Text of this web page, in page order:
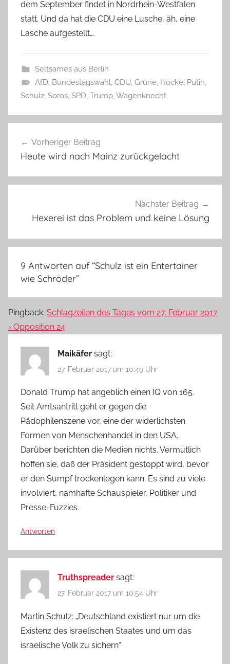
dem September findet in Nordrhein-Westfalen
statt. Und da hat die CDU eine Lusche, äh, eine
Lasche aufgestellt….
Seltsames aus Berlin
AfD, Bundestagswahl, CDU, Grüne, Höcke, Putin,
Schulz, Soros, SPD, Trump,Wagenknecht
Vorheriger Beitrag
Heute wird nach Mainz zurückgelacht
Nächster Beitrag
Hexerei ist das Problem und keine Lösung
9 Antworten auf “Schulz ist ein Entertainer
wie Schröder”
Pingback: Schlagzeilen des Tages vom 27. Februar 2017
› Opposition 24
Maikäfer sagt:
27. Februar 2017 um 10:49 Uhr
Donald Trump hat angeblich einen IQ von 165.
Seit Amtsantritt geht er gegen die
Pädophilenszene vor, eine der widerlichsten
Formen von Menschenhandel in den USA.
Darüber berichten die Medien nichts. Vermutlich
hoffen sie, daß der Präsident gestoppt wird, bevor
er den Sumpf trockenlegen kann. Es sind zu viele
involviert, namhafte Schauspieler, Politiker und
Presse-Fuzzies.
Antworten
Truthspreader sagt:
27. Februar 2017 um 10:54 Uhr
Martin Schulz: „Deutschland existiert nur um die
Existenz des israelischen Staates und um das
israelische Volk zu sichern“